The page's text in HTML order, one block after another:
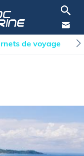
de voyage